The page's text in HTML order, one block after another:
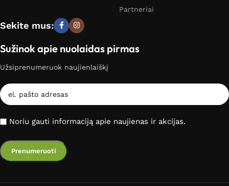
Partneriai
Sekite mus:
Sužinok apie nuolaidas pirmas
Užsiprenumeruok naujienlaiškį
Noriu gauti informaciją apie naujienas ir akcijas.